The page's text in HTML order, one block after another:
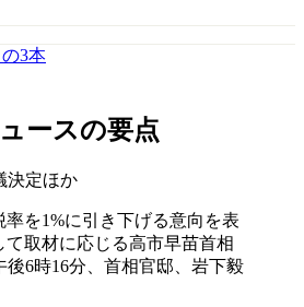
3本
ースの要点
決定ほか